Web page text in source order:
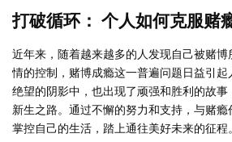
打破循环： 个人如何克服赌
近年来，随着越来越多的人发现自己被赌
情的控制，赌博成瘾这一普遍问题日益引
绝望的阴影中，也出现了顽强和胜利的故
新生之路。通过不懈的努力和支持，与赌
掌控自己的生活，踏上通往美好未来的征程。